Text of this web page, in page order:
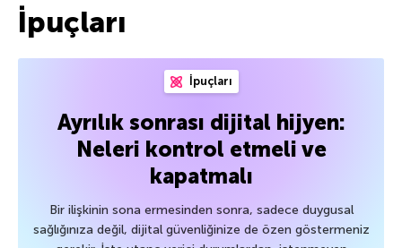
İpuçları
İpuçları
Ayrılık sonrası dijital hijyen:
Neleri kontrol etmeli ve
kapatmalı
Bir ilişkinin sona ermesinden sonra, sadece duygusal
sağlığınıza değil, dijital güvenliğinize de özen göstermeniz